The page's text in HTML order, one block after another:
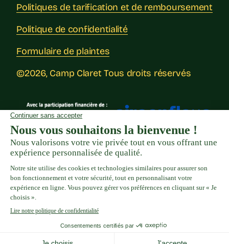
Politiques de tarification et de remboursement
Politique de confidentialité
Formulaire de plaintes
©2026, Camp Claret Tous droits réservés